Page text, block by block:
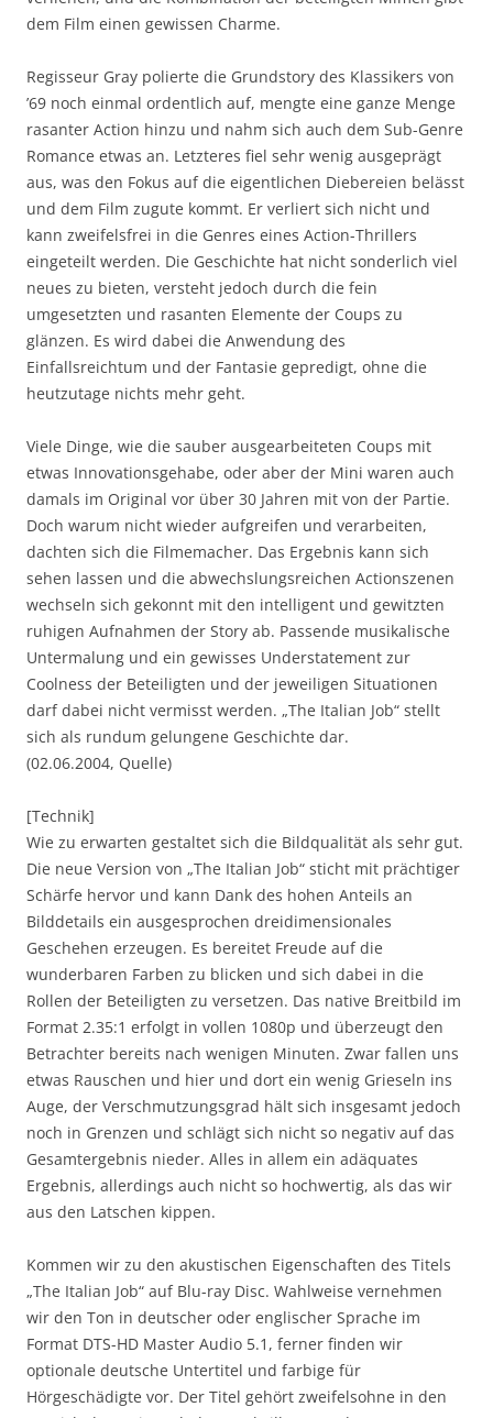
dem Film einen gewissen Charme.
Regisseur Gray polierte die Grundstory des Klassikers von
’69 noch einmal ordentlich auf, mengte eine ganze Menge
rasanter Action hinzu und nahm sich auch dem Sub-Genre
Romance etwas an. Letzteres fiel sehr wenig ausgeprägt
aus, was den Fokus auf die eigentlichen Diebereien belässt
und dem Film zugute kommt. Er verliert sich nicht und
kann zweifelsfrei in die Genres eines Action-Thrillers
eingeteilt werden. Die Geschichte hat nicht sonderlich viel
neues zu bieten, versteht jedoch durch die fein
umgesetzten und rasanten Elemente der Coups zu
glänzen. Es wird dabei die Anwendung des
Einfallsreichtum und der Fantasie gepredigt, ohne die
heutzutage nichts mehr geht.
Viele Dinge, wie die sauber ausgearbeiteten Coups mit
etwas Innovationsgehabe, oder aber der Mini waren auch
damals im Original vor über 30 Jahren mit von der Partie.
Doch warum nicht wieder aufgreifen und verarbeiten,
dachten sich die Filmemacher. Das Ergebnis kann sich
sehen lassen und die abwechslungsreichen Actionszenen
wechseln sich gekonnt mit den intelligent und gewitzten
ruhigen Aufnahmen der Story ab. Passende musikalische
Untermalung und ein gewisses Understatement zur
Coolness der Beteiligten und der jeweiligen Situationen
darf dabei nicht vermisst werden. „The Italian Job“ stellt
sich als rundum gelungene Geschichte dar.
(02.06.2004, Quelle)
[Technik]
Wie zu erwarten gestaltet sich die Bildqualität als sehr gut.
Die neue Version von „The Italian Job“ sticht mit prächtiger
Schärfe hervor und kann Dank des hohen Anteils an
Bilddetails ein ausgesprochen dreidimensionales
Geschehen erzeugen. Es bereitet Freude auf die
wunderbaren Farben zu blicken und sich dabei in die
Rollen der Beteiligten zu versetzen. Das native Breitbild im
Format 2.35:1 erfolgt in vollen 1080p und überzeugt den
Betrachter bereits nach wenigen Minuten. Zwar fallen uns
etwas Rauschen und hier und dort ein wenig Grieseln ins
Auge, der Verschmutzungsgrad hält sich insgesamt jedoch
noch in Grenzen und schlägt sich nicht so negativ auf das
Gesamtergebnis nieder. Alles in allem ein adäquates
Ergebnis, allerdings auch nicht so hochwertig, als das wir
aus den Latschen kippen.
Kommen wir zu den akustischen Eigenschaften des Titels
„The Italian Job“ auf Blu-ray Disc. Wahlweise vernehmen
wir den Ton in deutscher oder englischer Sprache im
Format DTS-HD Master Audio 5.1, ferner finden wir
optionale deutsche Untertitel und farbige für
Hörgeschädigte vor. Der Titel gehört zweifelsohne in den